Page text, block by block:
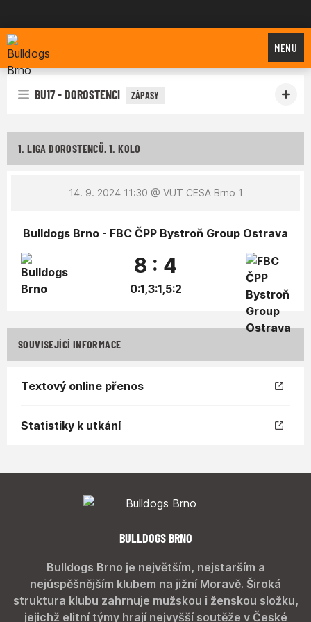
Bulldogs Brno
MENU
BU17 - DOROSTENCI ZÁPASY
1. LIGA DOROSTENCŮ, 1. KOLO
14. 9. 2024 11:30 @ VUT CESA Brno 1
Bulldogs Brno - FBC ČPP Bystroň Group Ostrava
8 : 4
0:1,3:1,5:2
SOUVISEJÍCÍ INFORMACE
Textový online přenos
Statistiky k utkání
BULLDOGS BRNO
Bulldogs Brno je největším, nejstarším a
nejúspěšnějším klubem na jižní Moravě. Široká
struktura klubu zahrnuje mužskou i ženskou složku,
jejichž elitní týmy hrají nejvyšší soutěže v České